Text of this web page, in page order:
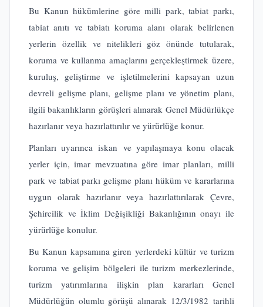
Bu Kanun hükümlerine göre milli park, tabiat parkı,
tabiat anıtı ve tabiatı koruma alanı olarak belirlenen
yerlerin özellik ve nitelikleri göz önünde tutularak,
koruma ve kullanma amaçlarını gerçekleştirmek üzere,
kuruluş, geliştirme ve işletilmelerini kapsayan uzun
devreli gelişme planı, gelişme planı ve yönetim planı,
ilgili bakanlıkların görüşleri alınarak Genel Müdürlükçe
hazırlanır veya hazırlattırılır ve yürürlüğe konur.
Planları uyarınca iskan ve yapılaşmaya konu olacak
yerler için, imar mevzuatına göre imar planları, milli
park ve tabiat parkı gelişme planı hüküm ve kararlarına
uygun olarak hazırlanır veya hazırlattırılarak Çevre,
Şehircilik ve İklim Değişikliği Bakanlığının onayı ile
yürürlüğe konulur.
Bu Kanun kapsamına giren yerlerdeki kültür ve turizm
koruma ve gelişim bölgeleri ile turizm merkezlerinde,
turizm yatırımlarına ilişkin plan kararları Genel
Müdürlüğün olumlu görüşü alınarak 12/3/1982 tarihli